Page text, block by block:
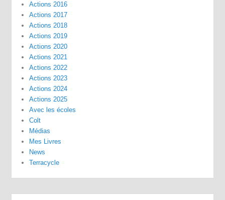
Actions 2016
Actions 2017
Actions 2018
Actions 2019
Actions 2020
Actions 2021
Actions 2022
Actions 2023
Actions 2024
Actions 2025
Avec les écoles
Colt
Médias
Mes Livres
News
Terracycle